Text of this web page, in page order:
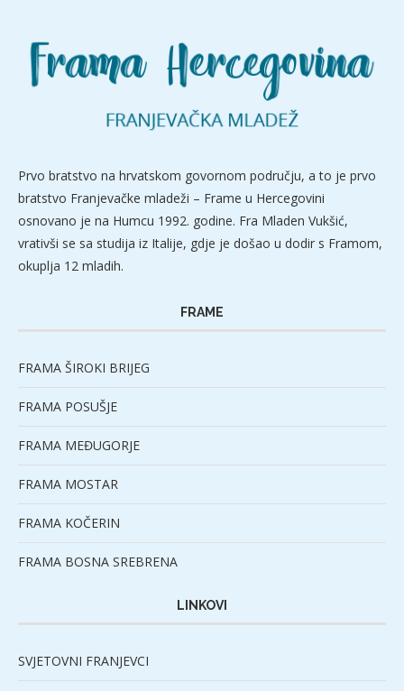
Prvo bratstvo na hrvatskom govornom području, a to je prvo
bratstvo Franjevačke mladeži – Frame u Hercegovini
osnovano je na Humcu 1992. godine. Fra Mladen Vukšić,
vrativši se sa studija iz Italije, gdje je došao u dodir s Framom,
okuplja 12 mladih.
FRAME
FRAMA ŠIROKI BRIJEG
FRAMA POSUŠJE
FRAMA MEĐUGORJE
FRAMA MOSTAR
FRAMA KOČERIN
FRAMA BOSNA SREBRENA
LINKOVI
SVJETOVNI FRANJEVCI